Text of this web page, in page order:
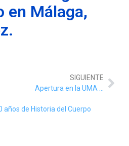
en Málaga,
SIGUIENTE
años de Historia del Cuerpo